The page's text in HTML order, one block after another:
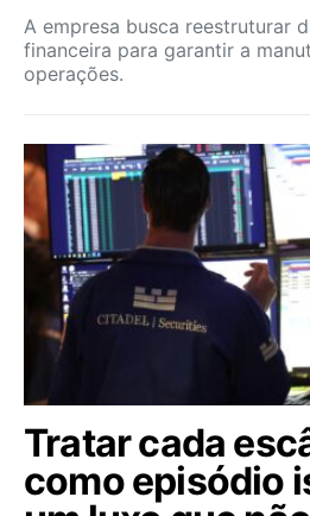
A empresa busca reestruturar
financeira para garantir a
operações.
Tratar cada
como episódio